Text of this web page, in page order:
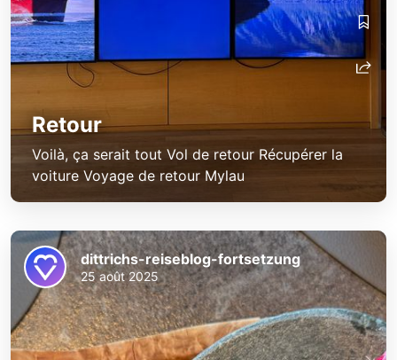
Retour
Voilà, ça serait tout Vol de retour Récupérer la
voiture Voyage de retour Mylau
dittrichs-reiseblog-fortsetzung
25 août 2025